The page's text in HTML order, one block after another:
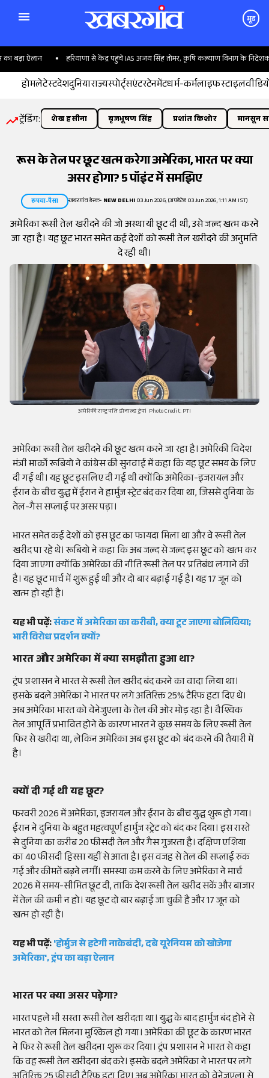
मूड
ऐलान हरियाणा से केंद्र पहुंचे IAS अजय सिंह तोमर, कृषि कल्याण विभाग के निदेशक बने
होमलेटेस्टदेशदुनियाराज्यस्पोर्ट्सएंटरटेनमेंटधर्म-कर्मलाइफस्टाइल
ट्रेंडिंग: शेख हसीना बृजभूषण सिंह प्रशांत किशोर मानसून
रूस के तेल पर छूट खत्म करेगा अमेरिका, भारत पर क्या
असर होगा? 5 पॉइंट में समझिए
रुपया-पैसा खबरगांव डेस्क• NEW DELHI03 Jun 2026, (अपडेटेड 03 Jun 2026, 1:11 AM IST)
अमेरिका रूसी तेल खरीदने की जो अस्थायी छूट दी थी, उसे जल्द खत्म करने
जा रहा है। यह छूट भारत समेत कई देशों को रूसी तेल खरीदने की अनुमति
दे रही थी।
अमेरिकी राष्ट्रपति डोनाल्ड ट्रंप। Photo Credit: PTI
अमेरिका रूसी तेल खरीदने की छूट खत्म करने जा रहा है। अमेरिकी विदेश
मंत्री मार्को रूबियो ने कांग्रेस की सुनवाई में कहा कि यह छूट समय के लिए
दी गई थी। यह छूट इसलिए दी गई थी क्योंकि अमेरिका-इजरायल और
ईरान के बीच युद्ध में ईरान ने हार्मुज स्ट्रेट बंद कर दिया था, जिससे दुनिया के
तेल-गैस सप्लाई पर असर पड़ा।
भारत समेत कई देशों को इस छूट का फायदा मिला था और वे रूसी तेल
खरीद पा रहे थे। रूबियो ने कहा कि अब जल्द से जल्द इस छूट को खत्म कर
दिया जाएगा क्योंकि अमेरिका की नीति रूसी तेल पर प्रतिबंध लगाने की
है। यह छूट मार्च में शुरू हुई थी और दो बार बढ़ाई गई है। यह 17 जून को
खत्म हो रही है।
यह भी पढ़ें:संकट में अमेरिका का करीबी, क्या टूट जाएगा बोलिविया;
भारी विरोध प्रदर्शन क्यों?
भारत और अमेरिका में क्या समझौता हुआ था?
ट्रंप प्रशासन ने भारत से रूसी तेल खरीद बंद करने का वादा लिया था।
इसके बदले अमेरिका ने भारत पर लगे अतिरिक्त 25% टैरिफ हटा दिए थे।
अब अमेरिका भारत को वेनेजुएला के तेल की ओर मोड़ रहा है। वैश्विक
तेल आपूर्ति प्रभावित होने के कारण भारत ने कुछ समय के लिए रूसी तेल
फिर से खरीदा था, लेकिन अमेरिका अब इस छूट को बंद करने की तैयारी में
है।
क्यों दी गई थी यह छूट?
फरवरी 2026 में अमेरिका, इजरायल और ईरान के बीच युद्ध शुरू हो गया।
ईरान ने दुनिया के बहुत महत्वपूर्ण हार्मुज स्ट्रेट को बंद कर दिया। इस रास्ते
से दुनिया का करीब 20 फीसदी तेल और गैस गुजरता है। दक्षिण एशिया
का 40 फीसदी हिस्सा यहीं से आता है। इस वजह से तेल की सप्लाई रुक
गई और कीमतें बढ़ने लगीं। समस्या कम करने के लिए अमेरिका ने मार्च
2026 में समय-सीमित छूट दी, ताकि देश रूसी तेल खरीद सकें और बाजार
में तेल की कमी न हो। यह छूट दो बार बढ़ाई जा चुकी है और 17 जून को
खत्म हो रही है।
यह भी पढ़ें:'होर्मुज से हटेगी नाकेबंदी, दबे यूरेनियम को खोजेगा
अमेरिका', ट्रंप का बड़ा ऐलान
भारत पर क्या असर पड़ेगा?
भारत पहले भी सस्ता रूसी तेल खरीदता था। युद्ध के बाद हार्मुज बंद होने से
भारत को तेल मिलना मुश्किल हो गया। अमेरिका की छूट के कारण भारत
ने फिर से रूसी तेल खरीदना शुरू कर दिया। ट्रंप प्रशासन ने भारत से कहा
कि वह रूसी तेल खरीदना बंद करे। इसके बदले अमेरिका ने भारत पर लगे